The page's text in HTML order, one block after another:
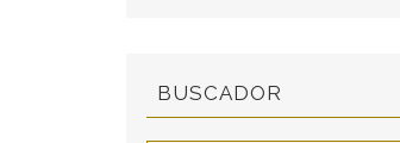
BUSCADOR